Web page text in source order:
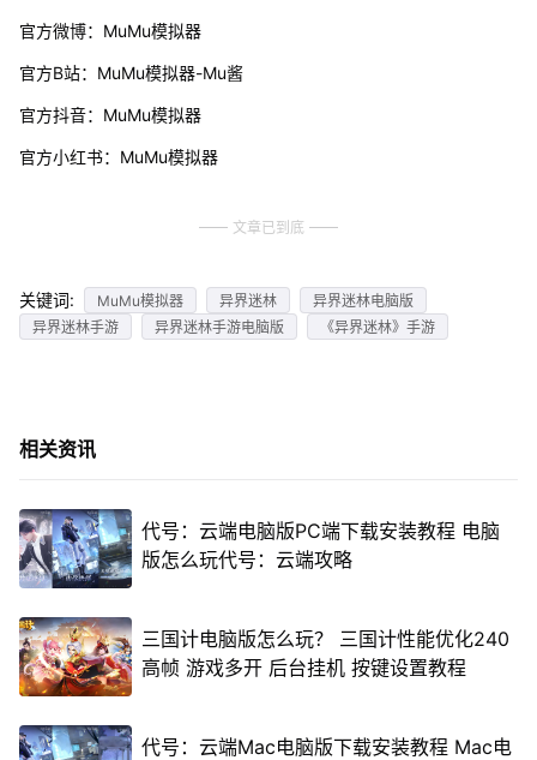
官方微博：MuMu模拟器
官方B站：MuMu模拟器-Mu酱
官方抖音：MuMu模拟器
官方小红书：MuMu模拟器
文章已到底
关键词: MuMu模拟器 异界迷林
异界迷林电脑版
异界迷林手游
异界迷林手游电脑版 《异界迷林》手游
相关资讯
代号：云端电脑版PC端下载安装教程 电脑
版怎么玩代号：云端攻略
三国计电脑版怎么玩？ 三国计性能优化240
高帧 游戏多开 后台挂机 按键设置教程
代号：云端Mac电脑版下载安装教程 Mac电